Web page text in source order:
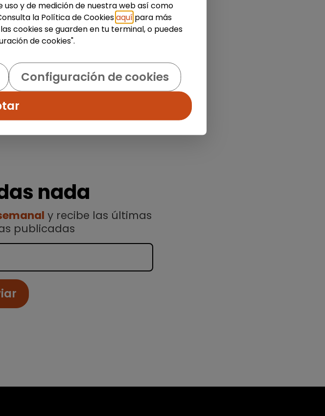
nada
y recibe las últimas
publicadas
y de medición de nuestra web así como
la Política de Cookiesaquí para más
cookies se guarden en tu terminal, o puedes
de cookies".
Configuración de cookies